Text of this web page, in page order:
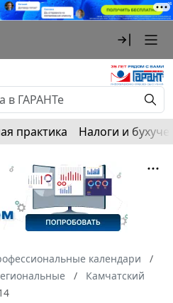
практика Налоги и
календари
Камчатский